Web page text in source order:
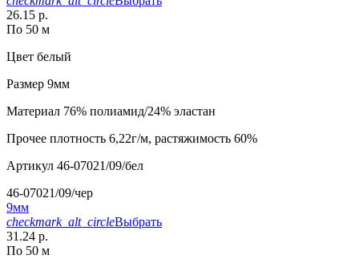
26.15 р.
По 50 м
Цвет белый
Размер 9мм
Материал 76% полиамид/24% эластан
Прочее плотность 6,22г/м, растяжимость 60%
Артикул 46-07021/09/бел
46-07021/09/чер
9мм
checkmark_alt_circleВыбрать
31.24 р.
По 50 м